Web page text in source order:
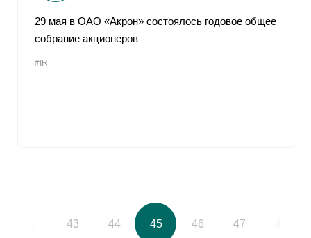
29 мая в ОАО «Акрон» состоялось годовое общее
собрание акционеров
#IR
43 44 45 46 47